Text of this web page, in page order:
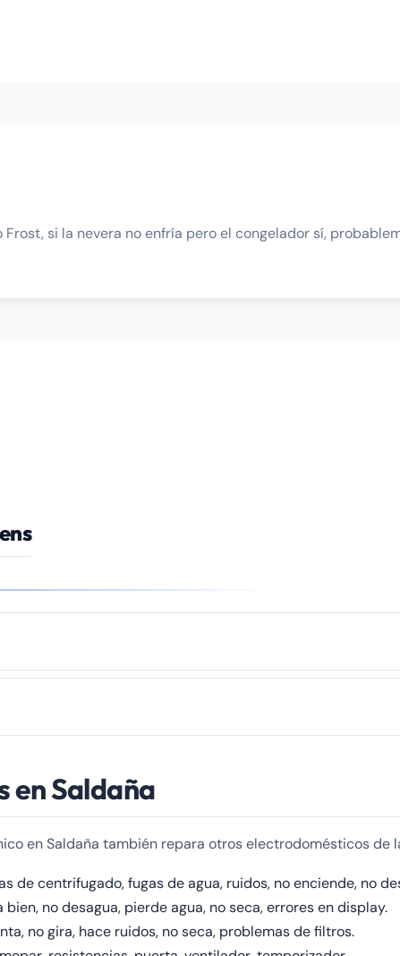
si la nevera no enfría pero el congelador sí,
en Saldaña
en Saldaña también repara otros electrodomésticos de
de centrifugado, fugas de agua, ruidos, no enciende, no
no desagua, pierde agua, no seca, errores en display.
no gira, hace ruidos, no seca, problemas de filtros.